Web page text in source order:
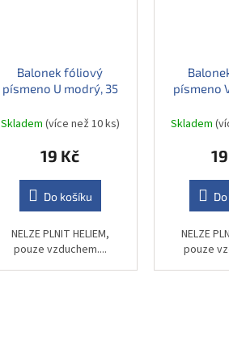
Balonek fóliový
písmeno U modrý, 35
Skladem (více než 10 ks)
19 Kč
Do košíku
NELZE PLNIT HELIEM,
pouze vzduchem....
písmeno
Skladem
NELZE
pouze